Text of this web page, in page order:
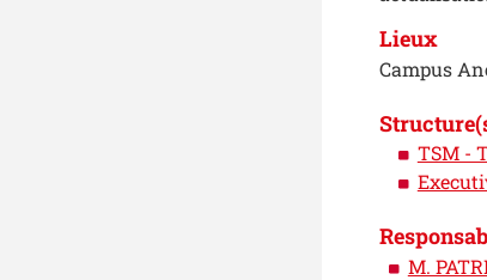
Lieux
Campus
TSM -
M.